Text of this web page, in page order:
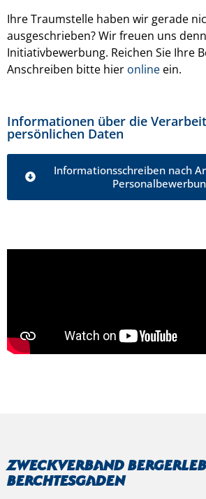
Ihre Traumstelle haben wir gerade
ausgeschrieben? Wir freuen uns
Initiativbewerbung. Reichen Sie Ihre
Anschreiben bitte hier online ein.
Informationen über die
persönlichen Daten
Informationsschreiben nach
Zweckverband
Berchtesgaden